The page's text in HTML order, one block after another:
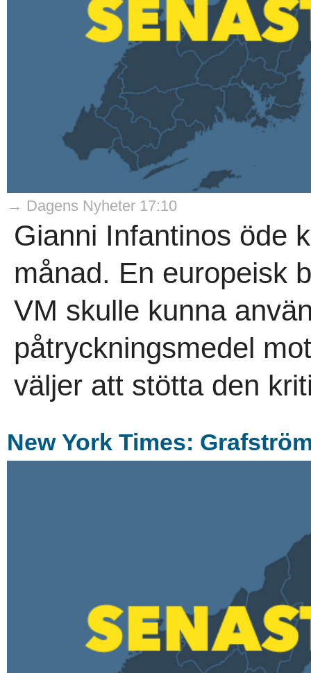
→ Dagens Nyheter 17:10
Gianni Infantinos öde
månad. En europeisk
VM skulle kunna
påtryckningsmedel
väljer att stötta den
New York Times: